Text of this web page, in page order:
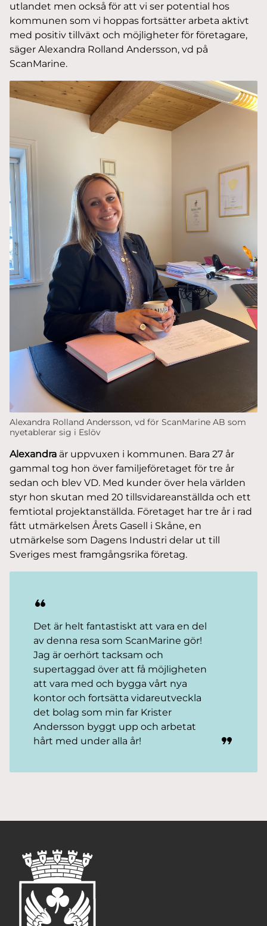
utlandet men också för att vi ser potential hos
kommunen som vi hoppas fortsätter arbeta aktivt
med positiv tillväxt och möjligheter för företagare,
säger Alexandra Rolland Andersson, vd på
ScanMarine.
Alexandra Rolland Andersson, vd för ScanMarine AB som
nyetablerar sig i Eslöv
Alexandra är uppvuxen i kommunen. Bara 27 år
gammal tog hon över familjeföretaget för tre år
sedan och blev VD. Med kunder över hela världen
styr hon skutan med 20 tillsvidareanställda och ett
femtiotal projektanställda. Företaget har tre år i rad
fått utmärkelsen Årets Gasell i Skåne, en
utmärkelse som Dagens Industri delar ut till
Sveriges mest framgångsrika företag.
Det är helt fantastiskt att vara en del
av denna resa som ScanMarine gör!
Jag är oerhört tacksam och
supertaggad över att få möjligheten
att vara med och bygga vårt nya
kontor och fortsätta vidareutveckla
det bolag som min far Krister
Andersson byggt upp och arbetat
hårt med under alla år!